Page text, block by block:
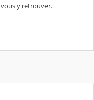
y retrouver.